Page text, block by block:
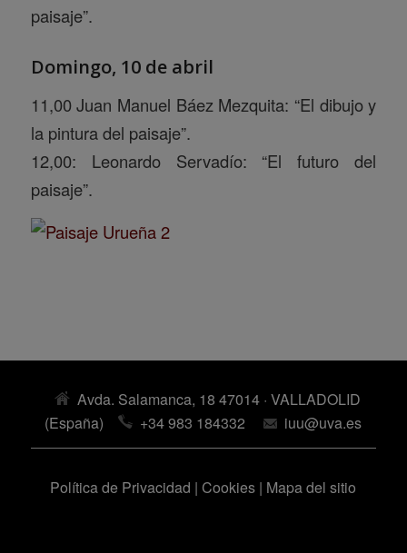
paisaje”.
Domingo, 10 de abril
11,00 Juan Manuel Báez Mezquita: “El dibujo y
la pintura del paisaje”.
12,00: Leonardo Servadío: “El futuro del
paisaje”.
Avda. Salamanca, 18 47014 · VALLADOLID
(España)
+34 983 184332 iuu@uva.es
Política de Privacidad | Cookies | Mapa del sitio